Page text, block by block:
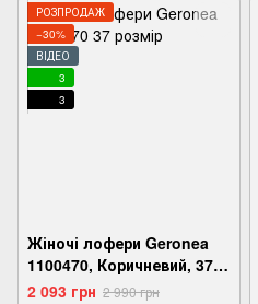
РОЗПРОДАЖ
−30%
ВІДЕО
3
3
Жіночі лофери Geronea
1100470, Коричневий, 37,
2999860695489
2 093 грн 2 990 грн